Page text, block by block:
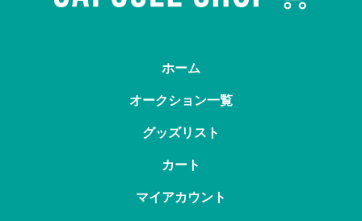
ホーム
オークション一覧
グッズリスト
カート
マイアカウント